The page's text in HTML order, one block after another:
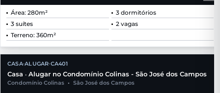
Área: 280m²
3 dormitórios
3 suítes
2 vagas
Terreno: 360m²
CASA•ALUGAR•CA401
Casa • Alugar no Condomínio Colinas - São José dos Campos
Condomínio Colinas • São José dos Campos